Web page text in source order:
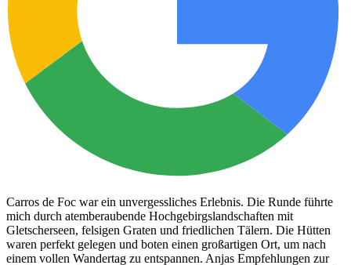
Carros de Foc war ein unvergessliches Erlebnis. Die Runde führte
mich durch atemberaubende Hochgebirgslandschaften mit
Gletscherseen, felsigen Graten und friedlichen Tälern. Die Hütten
waren perfekt gelegen und boten einen großartigen Ort, um nach
einem vollen Wandertag zu entspannen. Anjas Empfehlungen zur